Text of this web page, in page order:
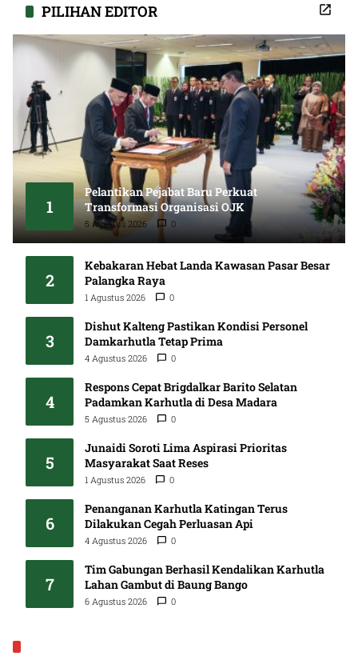
PILIHAN EDITOR
1
Pelantikan Pejabat Baru Perkuat
Transformasi Organisasi OJK
5 Agustus 2026 0
2
Kebakaran Hebat Landa Kawasan Pasar Besar
Palangka Raya
1 Agustus 2026 0
3
Dishut Kalteng Pastikan Kondisi Personel
Damkarhutla Tetap Prima
4 Agustus 2026 0
4
Respons Cepat Brigdalkar Barito Selatan
Padamkan Karhutla di Desa Madara
5 Agustus 2026 0
5
Junaidi Soroti Lima Aspirasi Prioritas
Masyarakat Saat Reses
1 Agustus 2026 0
6
Penanganan Karhutla Katingan Terus
Dilakukan Cegah Perluasan Api
4 Agustus 2026 0
7
Tim Gabungan Berhasil Kendalikan Karhutla
Lahan Gambut di Baung Bango
6 Agustus 2026 0